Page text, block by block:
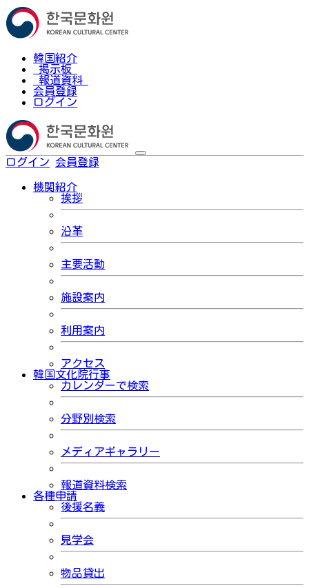
韓国紹介
掲示板
報道資料
会員登録
ログイン
ログイン 会員登録
機関紹介
挨拶
沿革
主要活動
施設案内
利用案内
アクセス
韓国文化院行事
カレンダーで検索
分野別検索
メディアギャラリー
報道資料検索
各種申請
後援名義
見学会
物品貸出